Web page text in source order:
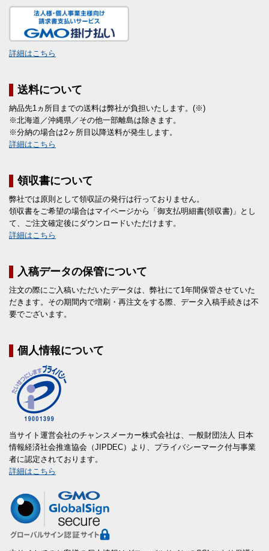
詳細はこちら
送料について
納品先1ヵ所目までの送料は弊社が負担いたします。(※)
※北海道／沖縄県／その他一部離島は除きます。
※分納の場合は2ヶ所目以降送料が発生します。
詳細はこちら
領収書について
弊社では原則として領収証の発行は行っておりません。
領収書をご希望の場合はマイページから「御支払明細書(領収書)」とし
て、ご注文確定後にダウンロードいただけます。
詳細はこちら
入稿データの保管について
注文の際にご入稿いただいたデータは、弊社にて1年間保管させていた
だきます。その期間内で増刷・再注文をする際、データ入稿手続きは不
要でございます。
個人情報について
当サイト運営会社のチャンスメーカー株式会社は、一般財団法人 日本
情報経済社会推進協会（JIPDEC）より、プライバシーマーク付与事業
者に認定されております。
詳細はこちら